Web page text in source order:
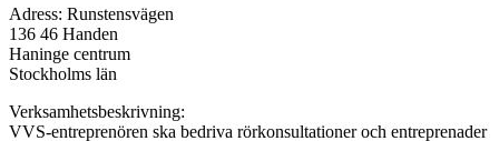
Adress: Runstensvägen
136 46 Handen
Haninge centrum
Stockholms län
Verksamhetsbeskrivning:
VVS-entreprenören ska bedriva rörkonsultationer och entreprenader